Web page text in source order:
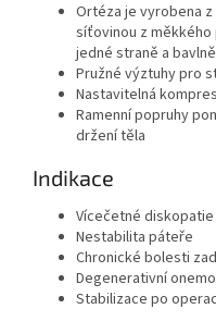
Ortéza je vyrobena
síťovinou z měkkého
jedné straně a
Pružné výztuhy pro
Nastavitelná
Ramenní popruhy
držení těla
Indikace
Vícečetné diskopatie
Nestabilita páteře
Chronické bolesti
Degenerativní
Stabilizace po